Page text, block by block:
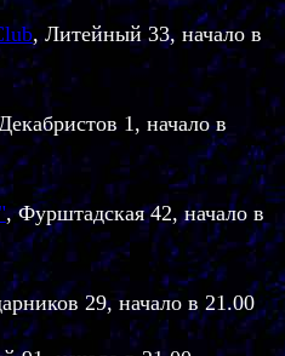
, Литейный 33, начало в
1, начало в
,Фурштадская 42, начало в
29, начало в 21.00